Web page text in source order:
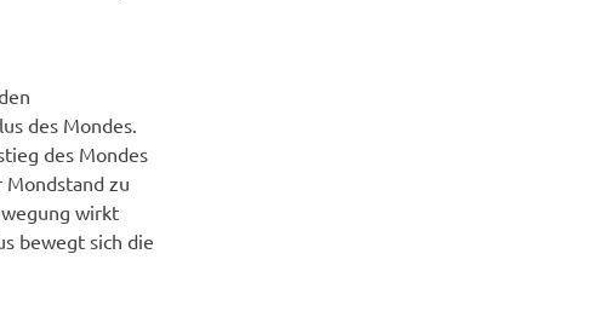
des Mondes.
des Mondes
Mondstand zu
wirkt
bewegt sich die